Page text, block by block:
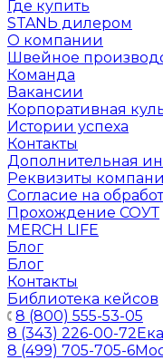
Где купить
STANЬ дилером
О компании
Швейное
Команда
Вакансии
Корпоративная
Истории успеха
Контакты
Дополнительная
Реквизиты
Согласие на
Прохождение СОУТ
MERCH LIFE
Блог
Блог
Контакты
Библиотека кейсов
8 (800) 555-53-05
8 (343) 226-00-72
8 (499) 705-705-6